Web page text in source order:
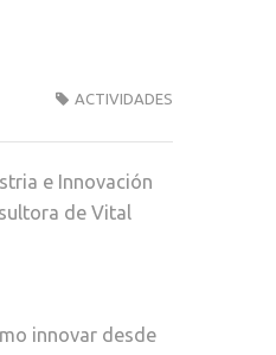
ACTIVIDADES
e Innovación
de Vital
innovar desde